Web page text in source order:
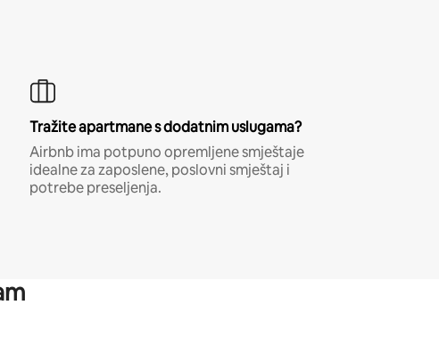
Tražite apartmane s dodatnim uslugama?
Airbnb ima potpuno opremljene smještaje
idealne za zaposlene, poslovni smještaj i
potrebe preseljenja.